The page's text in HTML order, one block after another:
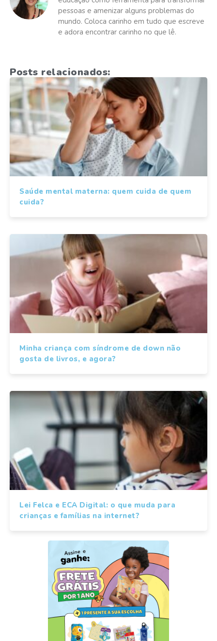
pessoas e amenizar alguns problemas do
mundo. Coloca carinho em tudo que escreve
e adora encontrar carinho no que lê.
Posts relacionados:
Saúde mental materna: quem cuida de quem
cuida?
Minha criança com síndrome de down não
gosta de livros, e agora?
Lei Felca e ECA Digital: o que muda para
crianças e famílias na internet?